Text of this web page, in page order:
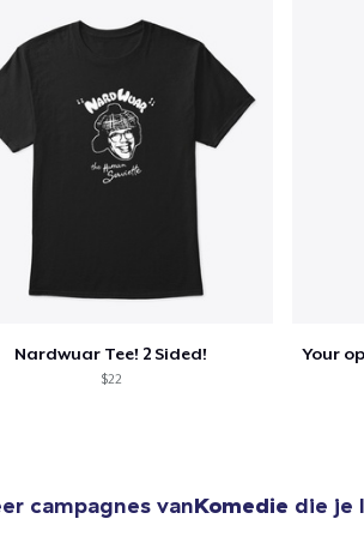
Nardwuar Tee! 2 Sided!
$22
campagnes vanKomedie die je